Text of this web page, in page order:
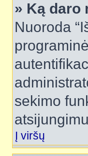
» Ką daro
Nuoroda
sekimo
Į viršų